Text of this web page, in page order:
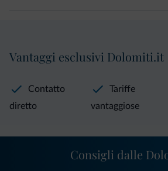
Vantaggi esclusivi Dolomiti.it
Contatto
diretto
Tariffe
vantaggiose
Consigli dalle